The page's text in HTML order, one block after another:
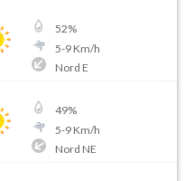
52%
5-9Km/h
Nord E
49%
5-9Km/h
Nord NE